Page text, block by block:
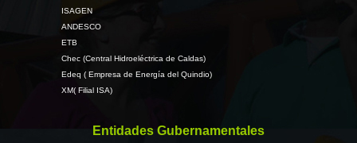
ISAGEN
ANDESCO
ETB
Chec (Central Hidroeléctrica de Caldas)
Edeq ( Empresa de Energía del Quindio)
XM( Filial ISA)
Entidades Gubernamentales